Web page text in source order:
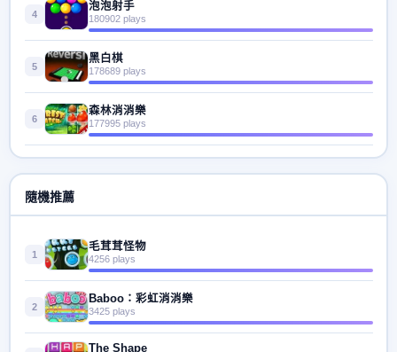
4
泡泡射手
180902 plays
5
黑白棋
178689 plays
6
森林消消樂
177995 plays
隨機推薦
1
毛茸茸怪物
4256 plays
2
Baboo：彩虹消消樂
3425 plays
The Shape